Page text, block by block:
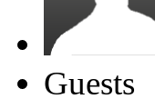
Guests